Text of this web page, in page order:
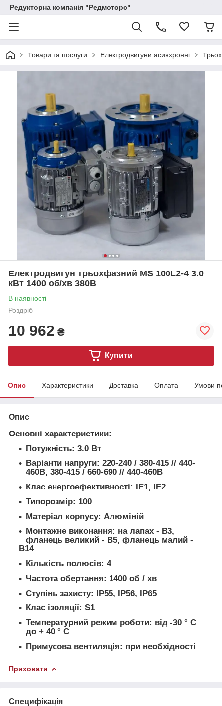
Редукторна компанія "Редмоторс"
Товари та послуги Електродвигуни асинхронні
Електродвигун трьохфазний MS 100L2-4 3.0
кВт 1400 об/хв 380В
В наявності
Роздріб
10 962 ₴
Купити
Опис Характеристики Доставка Оплата Умови
Опис
Основні характеристики:
Потужність: 3.0 Вт
Варіанти напруги: 220-240 / 380-415 // 440-
460В, 380-415 / 660-690 // 440-460В
Клас енергоефективності: IE1, IE2
Типорозмір: 100
Матеріал корпусу: Алюміній
Монтажне виконання: на лапах - B3,
фланець великий - В5, фланець малий -
В14
Кількість полюсів: 4
Частота обертання: 1400 об / хв
Ступінь захисту: IP55, IP56, IP65
Клас ізоляції: S1
Температурний режим роботи: від -30 ° C
до + 40 ° C
Примусова вентиляція: при необхідності
Приховати
Специфікація